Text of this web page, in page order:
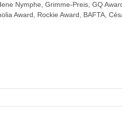
Nymphe, Grimme-Preis, GQ
Award, Rockie Award, BAFTA,